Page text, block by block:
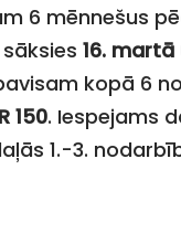
6 mēnnešus
16.
kopā 6
150. Iespejams
1.-3.